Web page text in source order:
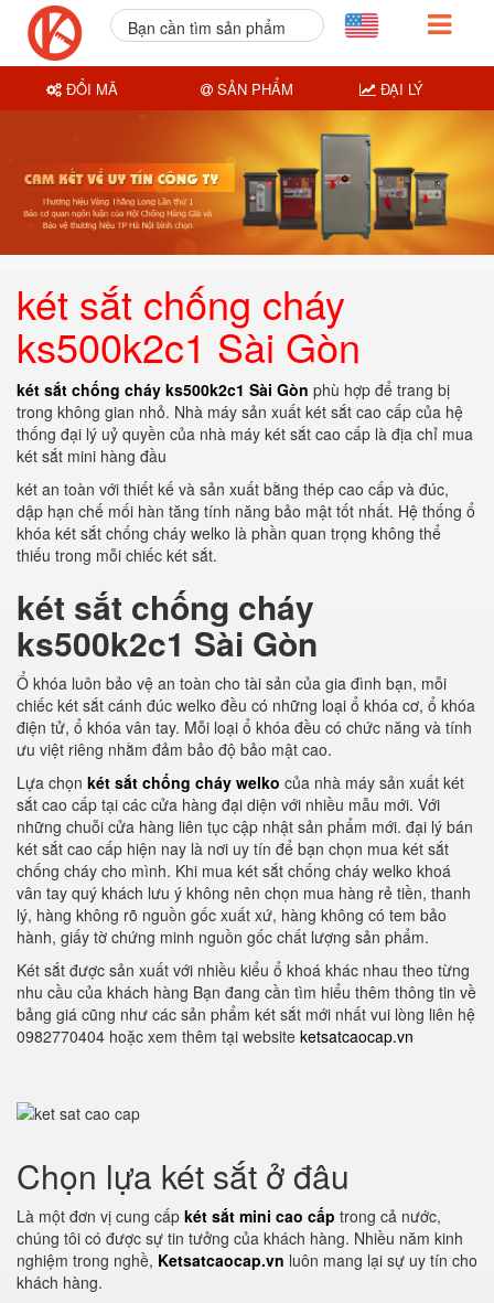
két sắt chống cháy
ks500k2c1 Sài Gòn
két sắt chống cháy ks500k2c1 Sài Gòn phù hợp để trang bị
trong không gian nhỏ. Nhà máy sản xuất két sắt cao cấp của hệ
thống đại lý uỷ quyền của nhà máy két sắt cao cấp là địa chỉ mua
két sắt mini hàng đầu
két an toàn với thiết kế và sản xuất bằng thép cao cấp và đúc,
dập hạn chế mối hàn tăng tính năng bảo mật tốt nhất. Hệ thống ổ
khóa két sắt chống cháy welko là phần quan trọng không thể
thiếu trong mỗi chiếc két sắt.
két sắt chống cháy
ks500k2c1 Sài Gòn
Ổ khóa luôn bảo vệ an toàn cho tài sản của gia đình bạn, mỗi
chiếc két sắt cánh đúc welko đều có những loại ổ khóa cơ, ổ khóa
điện tử, ổ khóa vân tay. Mỗi loại ổ khóa đều có chức năng và tính
ưu việt riêng nhằm đảm bảo độ bảo mật cao.
Lựa chọn két sắt chống cháy welko của nhà máy sản xuất két
sắt cao cấp tại các cửa hàng đại diện với nhiều mẫu mới. Với
những chuỗi cửa hàng liên tục cập nhật sản phẩm mới. đại lý bán
két sắt cao cấp hiện nay là nơi uy tín để bạn chọn mua két sắt
chống cháy cho mình. Khi mua két sắt chống cháy welko khoá
vân tay quý khách lưu ý không nên chọn mua hàng rẻ tiền, thanh
lý, hàng không rõ nguồn gốc xuất xứ, hàng không có tem bảo
hành, giấy tờ chứng minh nguồn gốc chất lượng sản phẩm.
Két sắt được sản xuất với nhiều kiểu ổ khoá khác nhau theo từng
nhu cầu của khách hàng Bạn đang cần tìm hiểu thêm thông tin về
bảng giá cũng như các sản phẩm két sắt mới nhất vui lòng liên hệ
0982770404 hoặc xem thêm tại website ketsatcaocap.vn
Chọn lựa két sắt ở đâu
Là một đơn vị cung cấp két sắt mini cao cấp trong cả nước,
chúng tôi có được sự tin tưởng của khách hàng. Nhiều năm kinh
nghiệm trong nghề, Ketsatcaocap.vn luôn mang lại sự uy tín cho
khách hàng.
Bạn cần tìm sản phẩm
ĐỔI MÃ SẢN PHẨM ĐẠI LÝ